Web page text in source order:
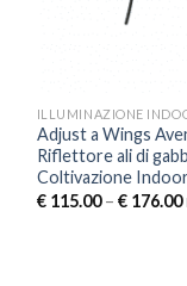
ILLUMINAZIONE
Adjust a Wings
Riflettore ali di
Coltivazione
€115.00– €176.00